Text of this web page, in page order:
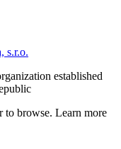
s.r.o.
established
to browse. Learn more